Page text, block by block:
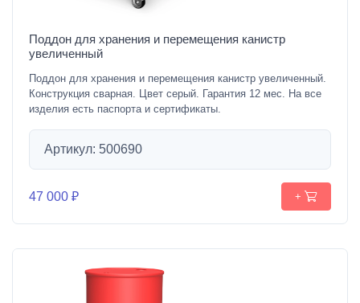
Поддон для хранения и перемещения канистр
увеличенный
Поддон для хранения и перемещения канистр увеличенный.
Конструкция сварная. Цвет серый. Гарантия 12 мес. На все
изделия есть паспорта и сертификаты.
Артикул: 500690
47 000 ₽ +